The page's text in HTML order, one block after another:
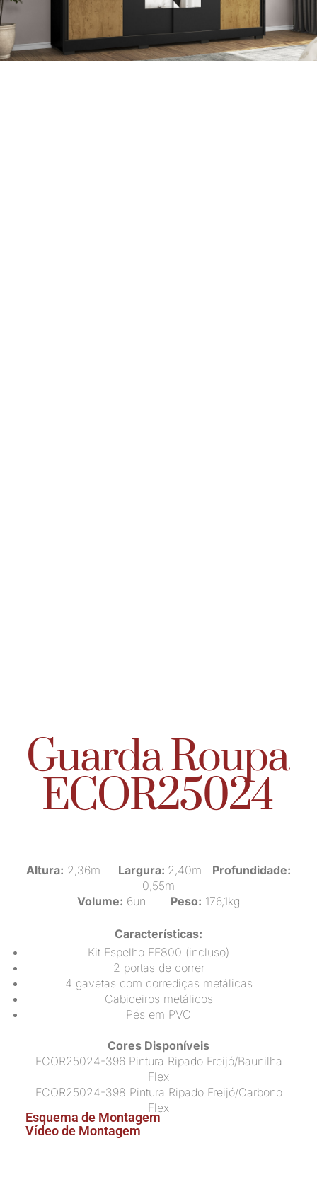
Guarda Roupa
ECOR25024
Altura: 2,36m Largura: 2,40m Profundidade:
0,55m
Volume: 6un Peso: 176,1kg
Características:
Kit Espelho FE800 (incluso)
2 portas de correr
4 gavetas com corrediças metálicas
Cabideiros metálicos
Pés em PVC
Cores Disponíveis
ECOR25024-396 Pintura Ripado Freijó/Baunilha
Flex
ECOR25024-398 Pintura Ripado Freijó/Carbono
Flex
Esquema de Montagem
Vídeo de Montagem